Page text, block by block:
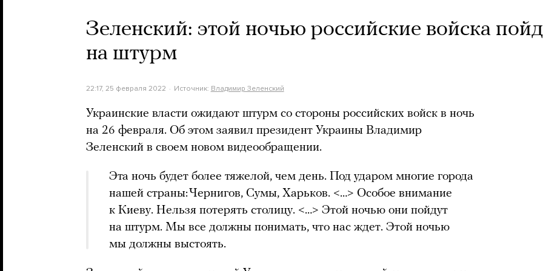
Зеленский: этой ночью российские войска
на штурм
22:17, 25 февраля 2022 Источник: Владимир Зеленский
Украинские власти ожидают штурм со стороны российских войск в ночь
на 26 февраля. Об этом заявил президент Украины Владимир
Зеленский в своем новом видеообращении.
Эта ночь будет более тяжелой, чем день. Под ударом многие города
нашей страны: Чернигов, Сумы, Харьков. <…> Особое внимание
к Киеву. Нельзя потерять столицу. <…> Этой ночью они пойдут
на штурм. Мы все должны понимать, что нас ждет. Этой ночью
мы должны выстоять.